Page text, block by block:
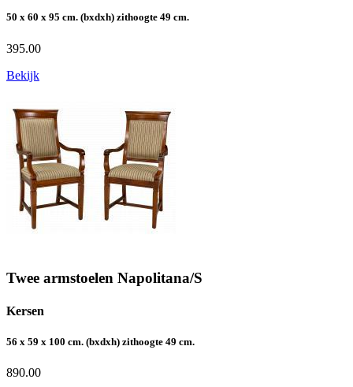
50 x 60 x 95 cm. (bxdxh) zithoogte 49 cm.
395.00
Bekijk
Twee armstoelen Napolitana/S
Kersen
56 x 59 x 100 cm. (bxdxh) zithoogte 49 cm.
890.00